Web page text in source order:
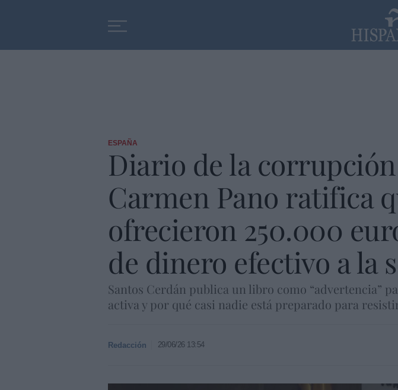
ESPAÑA
Diario de la
Carmen Pano ratifica
ofrecieron 250.000
de dinero efectivo a la
Santos Cerdán publica un libro como “advertencia”
activa y por qué casi nadie está preparado para
Redacción 29/06/26 13:54